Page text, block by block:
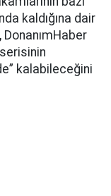
kaldığına dair
DonanımHaber
kalabileceğini